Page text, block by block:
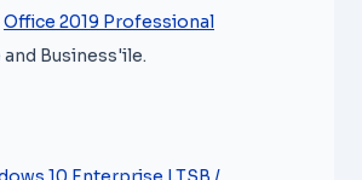
Office 2019 Professional
Business'ile.